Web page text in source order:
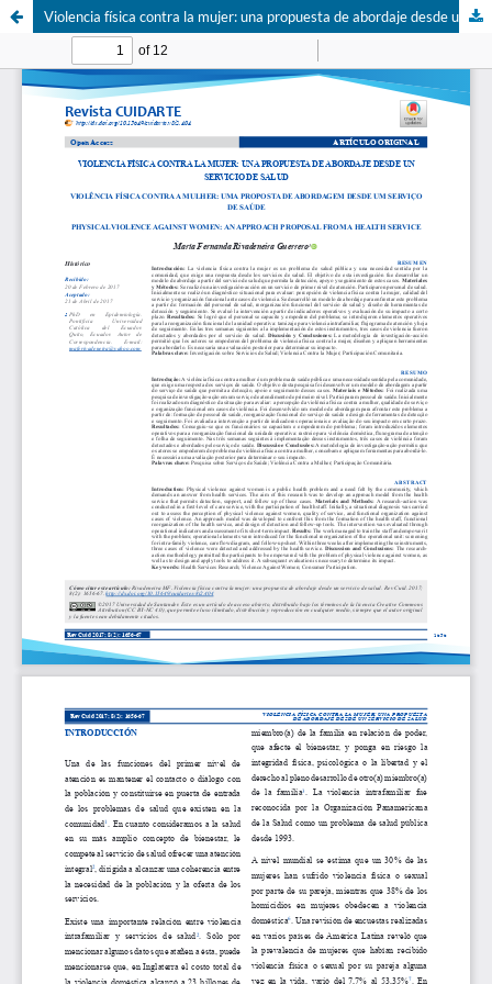
Violencia física contra la mujer: una propuesta de abordaje desde un servicio de salud